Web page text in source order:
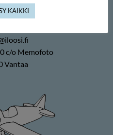
Oy
c/o Memofoto
Vantaa
KAIKKI